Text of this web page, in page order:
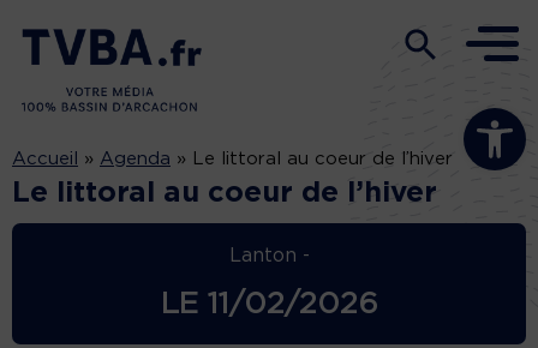
Ouvrir la
Accueil » Agenda » Le littoral au coeur de l’hiver
Le littoral au coeur de l’hiver
Lanton -
LE 11/02/2026